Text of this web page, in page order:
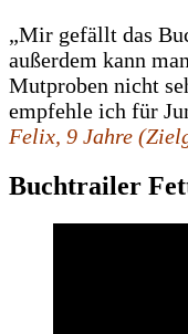
„Mir gefällt das
außerdem kann
Mutproben nicht
empfehle ich für
Felix, 9 Jahre
Buchtrailer